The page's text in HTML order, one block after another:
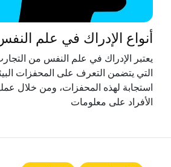
أنواع الإدراك في علم
يعتبر الإدراك في علم النفس من
التي يتضمن التعرف على المحفزات
استجابة لهذه المحفزات، ومن خلال
الأفراد على معلومات